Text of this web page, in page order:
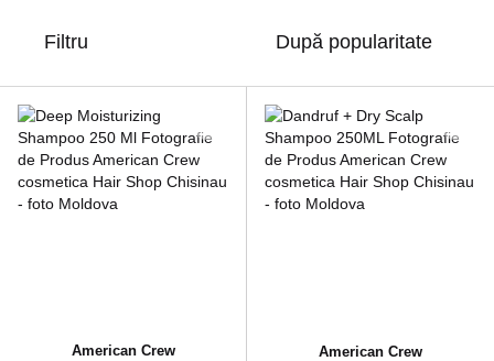
Filtru După popularitate
American Crew
American Crew